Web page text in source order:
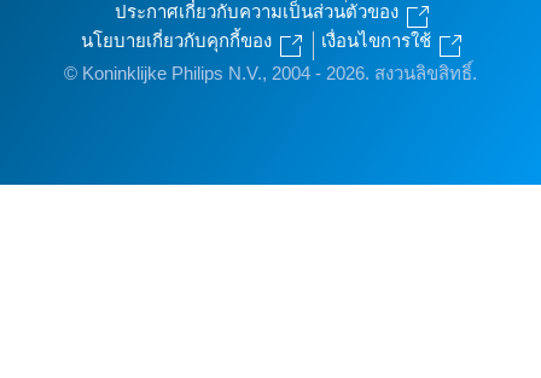
ประกาศเกี่ยวกับความเป็นส่วนตัวของ
นโยบายเกี่ยวกับคุกกี้ของ
เงื่อนไขการใช้
© Koninklijke Philips N.V., 2004 - 2026. สงวนลิขสิทธิ์.